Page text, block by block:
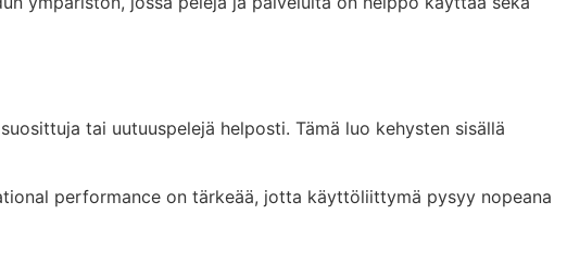
tai uutuuspelejä helposti. Tämä luo kehysten sisällä
performance on tärkeää, jotta käyttöliittymä pysyy nopeana